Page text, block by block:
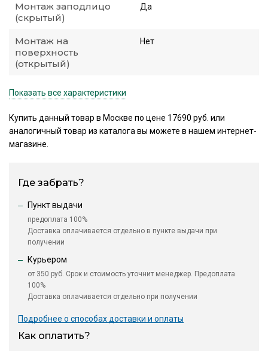
Монтаж заподлицо
(скрытый)
Да
Монтаж на
поверхность
(открытый)
Нет
Показать все характеристики
Купить данный товар в Москве по цене 17690 руб. или
аналогичный товар из каталогавы можете в нашем интернет-
магазине.
Где забрать?
Пункт выдачи
предоплата 100%
Доставка оплачивается отдельно в пункте выдачи при
получении
Курьером
от 350 руб. Срок и стоимость уточнит менеджер. Предоплата
100%
Доставка оплачивается отдельно при получении
Подробнее о способах доставки и оплаты
Как оплатить?